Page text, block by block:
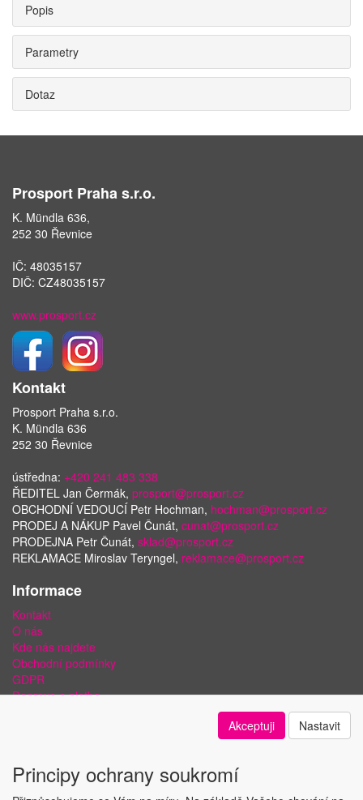
Popis
Parametry
Dotaz
Prosport Praha s.r.o.
K. Mündla 636,
252 30 Řevnice
IČ: 48035157
DIČ: CZ48035157
www.prosport.cz
Kontakt
Prosport Praha s.r.o.
K. Mündla 636
252 30 Řevnice
ústředna: +420 241 483 338
ŘEDITEL Jan Čermák, prosport@prosport.cz
OBCHODNÍ VEDOUCÍ Petr Hochman, hochman@prosport.cz
PRODEJ A NÁKUP Pavel Čunát, cunat@prosport.cz
PRODEJNA Petr Čunát, sklad@prosport.cz
REKLAMACE Miroslav Teryngel, reklamace@prosport.cz
Informace
Kontakt
O nás
Kde nás najdete
Obchodní podmínky
GDPR
Doprava a platba
Akceptuji Nastavit
Principy ochrany soukromí